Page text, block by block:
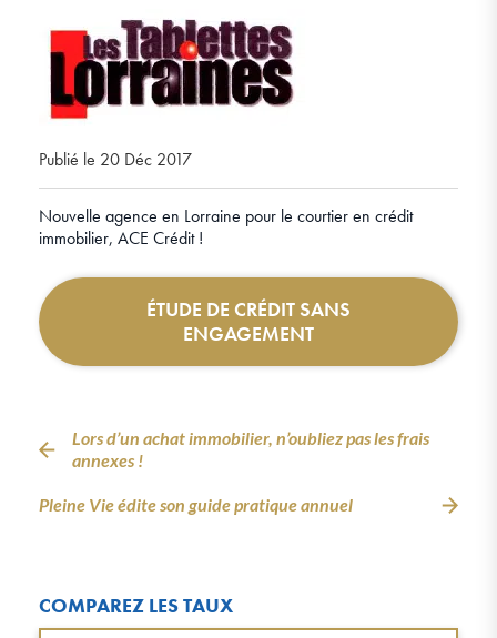
Publié le 20 Déc 2017
Nouvelle agence en Lorraine pour le courtier en crédit
immobilier, ACE Crédit !
ÉTUDE DE CRÉDIT SANS
ENGAGEMENT
Lors d’un achat immobilier, n’oubliez pas les frais
annexes !
Pleine Vie édite son guide pratique annuel
COMPAREZ LES TAUX